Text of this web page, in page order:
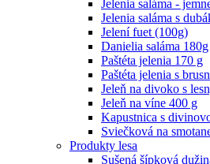
Jelenia saláma -
Jelenia saláma s
Jelení fuet (100g)
Danielia saláma 180g
Paštéta jelenia 170 g
Paštéta jelenia s
Jeleň na divoko s
Jeleň na víne 400 g
Kapustnica s
Sviečková na
Produkty lesa
Sušená šípková